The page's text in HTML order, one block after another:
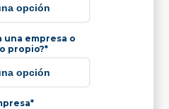
una empresa o
propio?*